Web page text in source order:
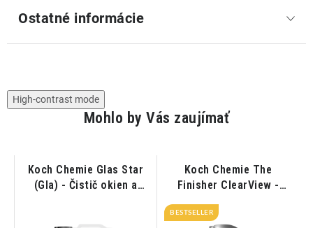
Ostatné informácie
High-contrast mode
Mohlo by Vás zaujímať
Koch Chemie Glas Star
(Gla) - Čistič okien a
Koch Chemie The
Finisher ClearView -
500ml
BESTSELLER